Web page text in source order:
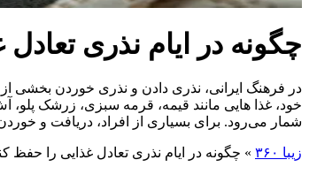
چگونه در ایام نذری
در فرهنگ ایرانی، نذری دادن و نذری خوردن بخشی
خود، غذا هایی مانند قیمه، قرمه‌ سبزی، زرشک‌
شمار می‌رود. برای بسیاری از افراد، دریافت و
زیبا ۳۶۰ » چگونه در ایام نذری تعادل غذایی را حفظ